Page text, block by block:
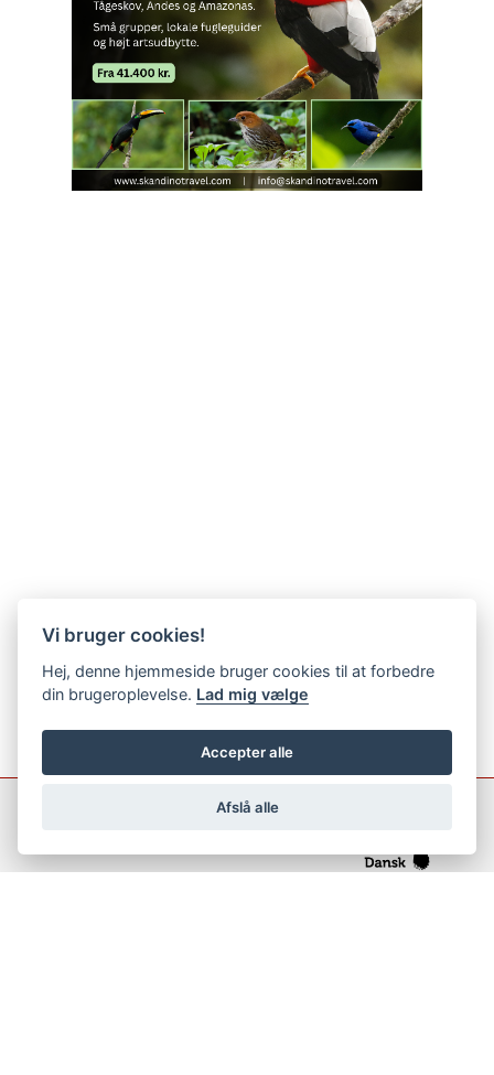
Vi bruger cookies!
Hej, denne hjemmeside bruger cookies til at forbedre
din brugeroplevelse. Lad mig vælge
Accepter alle
Afslå alle